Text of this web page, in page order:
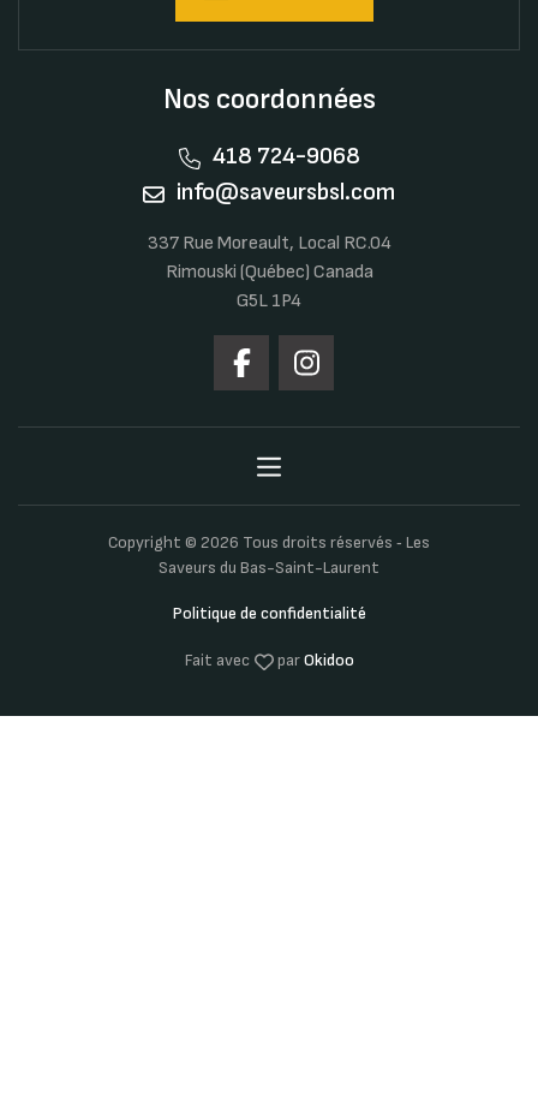
Nos coordonnées
418 724-9068
info@saveursbsl.com
337 Rue Moreault, Local RC.04
Rimouski (Québec) Canada
G5L 1P4
Copyright © 2026 Tous droits réservés ‐ Les
Saveurs du Bas-Saint-Laurent
Politique de confidentialité
Fait avec parOkidoo